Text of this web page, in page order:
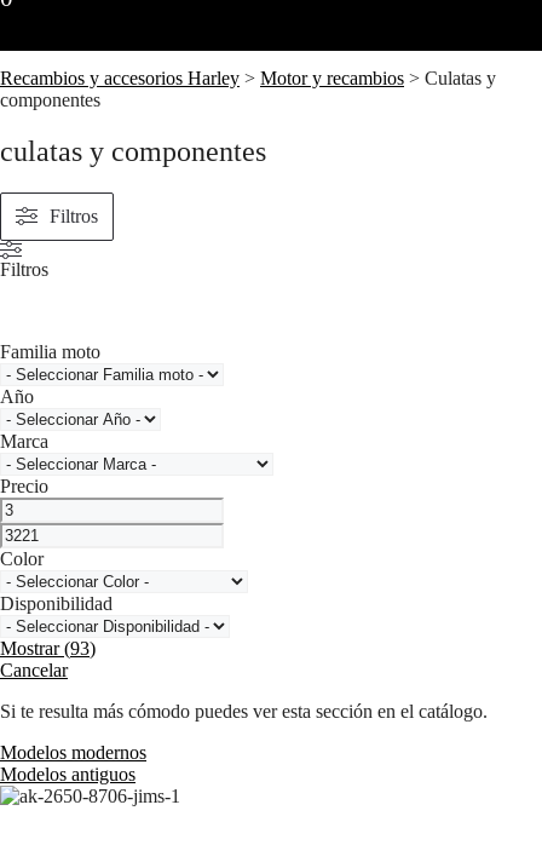
Recambios y accesorios Harley > Motor y recambios > Culatas y
componentes
culatas y componentes
Filtros
Filtros
Familia moto
Año
Marca
Precio
Color
Disponibilidad
Mostrar(93)
Cancelar
Si te resulta más cómodo puedes ver esta sección en el catálogo.
Modelos modernos
Modelos antiguos